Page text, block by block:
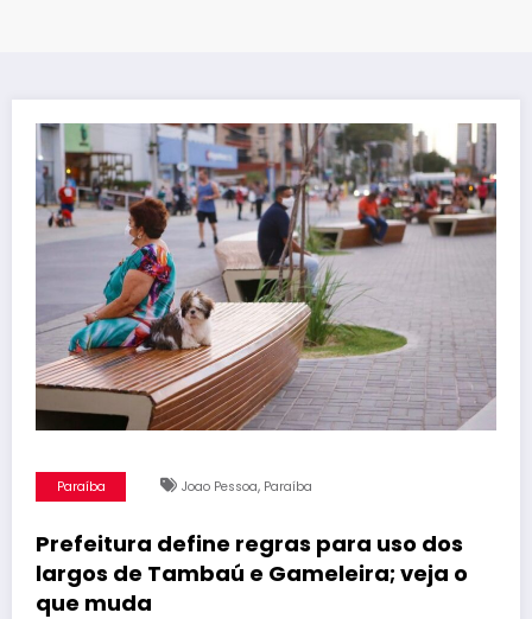
Paraíba Joao Pessoa, Paraíba
Prefeitura define regras para uso dos
largos de Tambaú e Gameleira; veja o
que muda